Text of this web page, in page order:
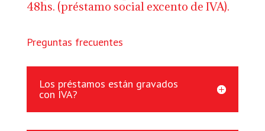
48hs. (préstamo social excento de IVA).
Preguntas frecuentes
Los préstamos están gravados
con IVA?